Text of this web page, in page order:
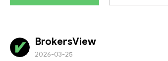
BrokersView
2026-03-25